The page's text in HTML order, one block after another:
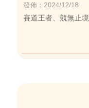
發佈：2024/12/18
賽道王者、競無止境